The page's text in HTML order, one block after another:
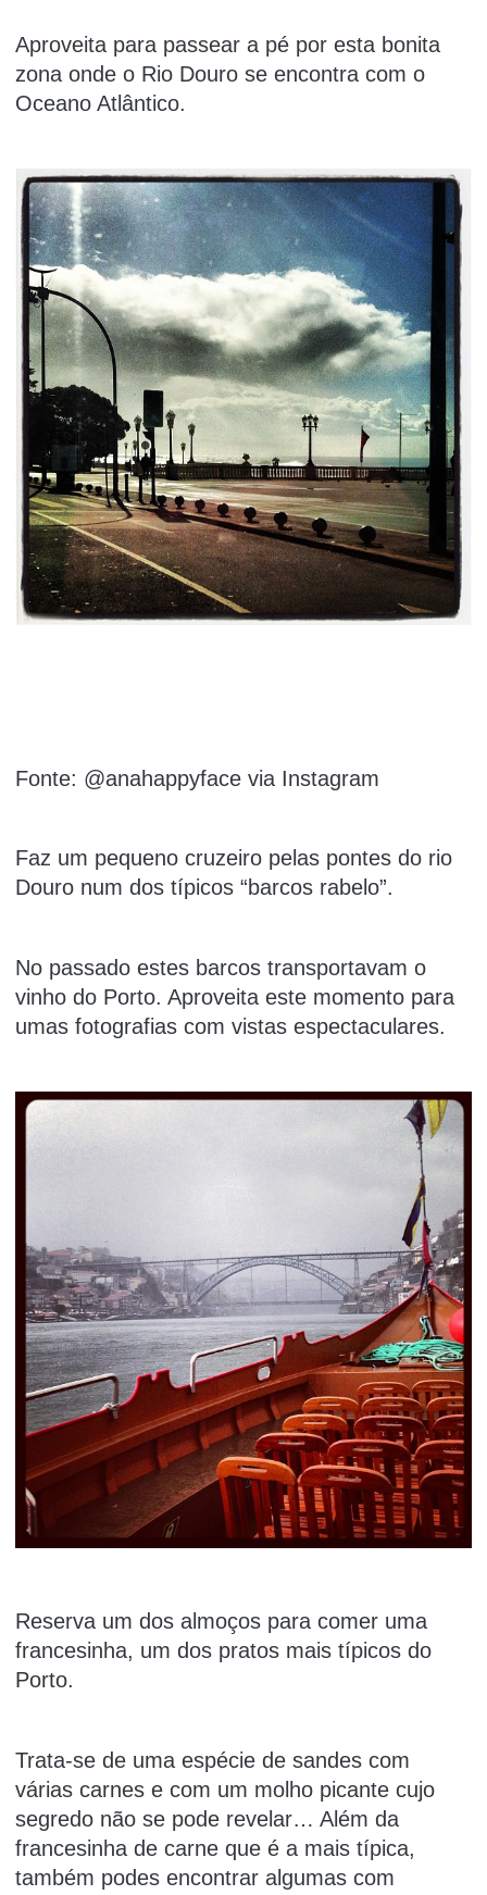
Aproveita para passear a pé por esta bonita
zona onde o Rio Douro se encontra com o
Oceano Atlântico.
Fonte: @anahappyface via Instagram
Faz um pequeno cruzeiro pelas pontes do rio
Douro num dos típicos “barcos rabelo”.
No passado estes barcos transportavam o
vinho do Porto. Aproveita este momento para
umas fotografias com vistas espectaculares.
Reserva um dos almoços para comer uma
francesinha, um dos pratos mais típicos do
Porto.
Trata-se de uma espécie de sandes com
várias carnes e com um molho picante cujo
segredo não se pode revelar… Além da
francesinha de carne que é a mais típica,
também podes encontrar algumas com